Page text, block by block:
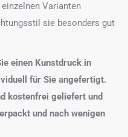
Varianten
sie besonders gut
einen Kunstdruck in
für Sie angefertigt.
kostenfrei geliefert und
und nach wenigen